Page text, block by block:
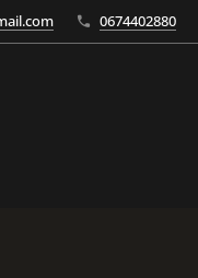
0674402880